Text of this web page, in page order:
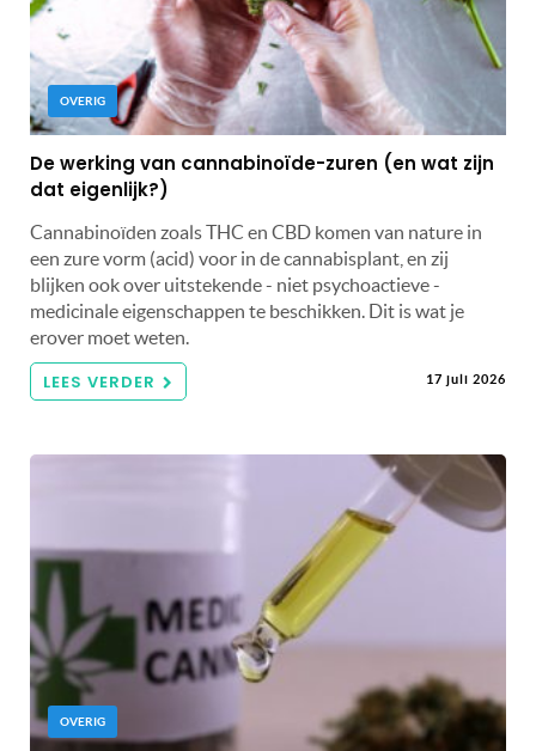
OVERIG
De werking van cannabinoïde-zuren (en wat zijn
dat eigenlijk?)
Cannabinoïden zoals THC en CBD komen van nature in
een zure vorm (acid) voor in de cannabisplant, en zij
blijken ook over uitstekende - niet psychoactieve -
medicinale eigenschappen te beschikken. Dit is wat je
erover moet weten.
LEES VERDER 17 juli 2026
OVERIG